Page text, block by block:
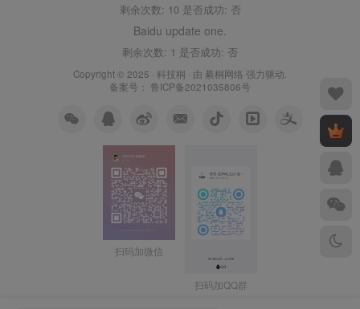
剩余次数: 10 是否成功: 否
Baidu update one.
剩余次数: 1 是否成功: 否
Copyright © 2025 · 科技桐 · 由 綦桐网络 强力驱动.
备案号： 鲁ICP备2021035806号
扫码加微信
扫码加QQ群